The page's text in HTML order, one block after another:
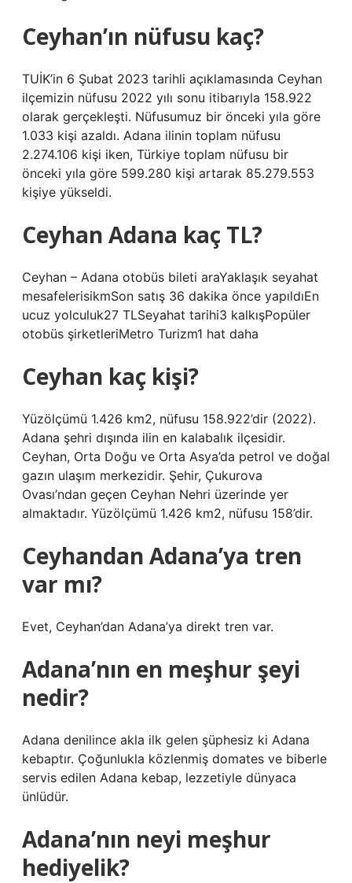
Ceyhan’ın nüfusu kaç?
TUİK’in 6 Şubat 2023 tarihli açıklamasında Ceyhan
ilçemizin nüfusu 2022 yılı sonu itibarıyla 158.922
olarak gerçekleşti. Nüfusumuz bir önceki yıla göre
1.033 kişi azaldı. Adana ilinin toplam nüfusu
2.274.106 kişi iken, Türkiye toplam nüfusu bir
önceki yıla göre 599.280 kişi artarak 85.279.553
kişiye yükseldi.
Ceyhan Adana kaç TL?
Ceyhan – Adana otobüs bileti araYaklaşık seyahat
mesafelerisikmSon satış 36 dakika önce yapıldıEn
ucuz yolculuk27 TLSeyahat tarihi3 kalkışPopüler
otobüs şirketleriMetro Turizm1 hat daha
Ceyhan kaç kişi?
Yüzölçümü 1.426 km2, nüfusu 158.922’dir (2022).
Adana şehri dışında ilin en kalabalık ilçesidir.
Ceyhan, Orta Doğu ve Orta Asya’da petrol ve doğal
gazın ulaşım merkezidir. Şehir, Çukurova
Ovası’ndan geçen Ceyhan Nehri üzerinde yer
almaktadır. Yüzölçümü 1.426 km2, nüfusu 158’dir.
Ceyhandan Adana’ya tren
var mı?
Evet, Ceyhan’dan Adana’ya direkt tren var.
Adana’nın en meşhur şeyi
nedir?
Adana denilince akla ilk gelen şüphesiz ki Adana
kebaptır. Çoğunlukla közlenmiş domates ve biberle
servis edilen Adana kebap, lezzetiyle dünyaca
ünlüdür.
Adana’nın neyi meşhur
hediyelik?